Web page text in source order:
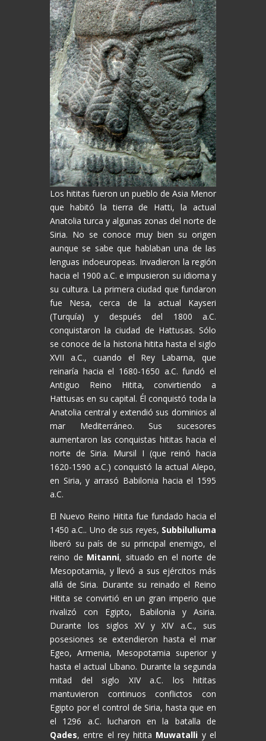
Los hititas fueron un pueblo de Asia Menor
que habitó la tierra de Hatti, la actual
Anatolia turca y algunas zonas del norte de
Siria. No se conoce muy bien su origen
aunque se sabe que hablaban una de las
lenguas indoeuropeas. Invadieron la región
hacia el 1900 a.C. e impusieron su idioma y
su cultura. La primera ciudad que fundaron
fue Nesa, cerca de la actual Kayseri
(Turquía) y después del 1800 a.C.
conquistaron la ciudad de Hattusas. Sólo
se conoce de la historia hitita hasta el siglo
XVII a.C., cuando el Rey Labarna, que
reinaría hacia el 1680-1650 a.C. fundó el
Antiguo Reino Hitita, convirtiendo a
Hattusas en su capital. Él conquistó toda la
Anatolia central y extendió sus dominios al
mar Mediterráneo. Sus sucesores
aumentaron las conquistas hititas hacia el
norte de Siria. Mursil I (que reinó hacia
1620-1590 a.C.) conquistó la actual Alepo,
en Siria, y arrasó Babilonia hacia el 1595
a.C.
El Nuevo Reino Hitita fue fundado hacia el
1450 a.C.. Uno de sus reyes, Subbiluliuma
liberó su país de su principal enemigo, el
reino de Mitanni, situado en el norte de
Mesopotamia, y llevó a sus ejércitos más
allá de Siria. Durante su reinado el Reino
Hitita se convirtió en un gran imperio que
rivalizó con Egipto, Babilonia y Asiria.
Durante los siglos XV y XIV a.C., sus
posesiones se extendieron hasta el mar
Egeo, Armenia, Mesopotamia superior y
hasta el actual Líbano. Durante la segunda
mitad del siglo XIV a.C. los hititas
mantuvieron continuos conflictos con
Egipto por el control de Siria, hasta que en
el 1296 a.C. lucharon en la batalla de
Qades, entre el rey hitita Muwatalli y el